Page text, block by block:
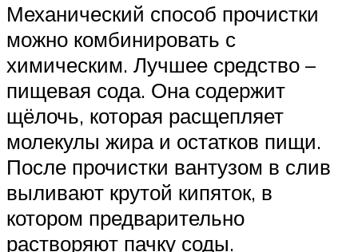
Механический способ прочистки
можно комбинировать с
химическим. Лучшее средство –
пищевая сода. Она содержит
щёлочь, которая расщепляет
молекулы жира и остатков пищи.
После прочистки вантузом в слив
выливают крутой кипяток, в
котором предварительно
растворяют пачку соды.